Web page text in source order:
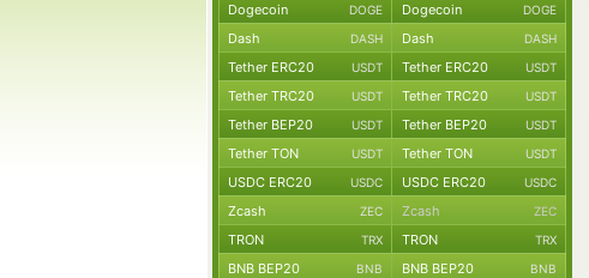
Dogecoin DOGE Dogecoin DOGE
Dash DASH Dash DASH
Tether ERC20 USDT Tether ERC20 USDT
Tether TRC20 USDT Tether TRC20 USDT
Tether BEP20 USDT Tether BEP20 USDT
Tether TON USDT Tether TON USDT
USDC ERC20 USDC USDC ERC20 USDC
Zcash ZEC Zcash ZEC
TRON TRX TRON TRX
BNB BEP20 BNB BNB BEP20 BNB